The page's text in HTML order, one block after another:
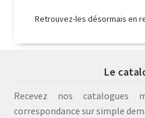
Retrouvez-les désormais en
Le
Recevez nos catalogues
correspondance sur simple